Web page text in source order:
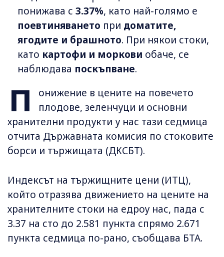
понижава с 3.37%, като най-голямо е
поевтиняването при доматите,
ягодите и брашното. При някои стоки,
като картофи и моркови обаче, се
наблюдава поскъпване.
П
онижение в цените на повечето
плодове, зеленчуци и основни
хранителни продукти у нас тази седмица
отчита Държавната комисия по стоковите
борси и тържищата (ДКСБТ).
Индексът на тържищните цени (ИТЦ),
който отразява движението на цените на
хранителните стоки на едроу нас, пада с
3.37 на сто до 2.581 пункта спрямо 2.671
пункта седмица по-рано, съобщава БТА.